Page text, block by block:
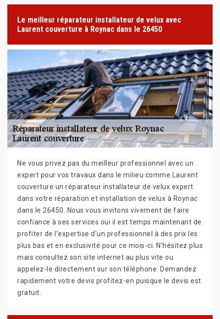
Le meilleur réparateur installateur de velux avec
Laurent couverture à Roynac dans le 26450
Ne vous privez pas du meilleur professionnel avec un
expert pour vos travaux dans le milieu comme Laurent
couverture un réparateur installateur de velux expert
dans votre réparation et installation de velux à Roynac
dans le 26450. Nous vous invitons vivement de faire
confiance à ses services oui il est temps maintenant de
profiter de l’expertise d’un professionnel à des prix les
plus bas et en exclusivité pour ce mois-ci. N’hésitez plus
mais consultez son site internet au plus vite ou
appelez-le directement sur son téléphone. Demandez
rapidement votre devis profitez-en puisque le devis est
gratuit.